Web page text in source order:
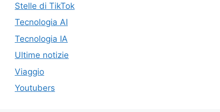
Stelle di TikTok
Tecnologia AI
Tecnologia IA
Ultime notizie
Viaggio
Youtubers